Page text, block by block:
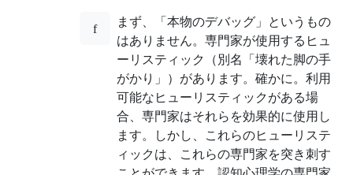
まず、「本物のデバッグ」というもの
はありません。専門家が使用するヒュ
ーリスティック（別名「壊れた脚の手
がかり」）があります。確かに。利用
可能なヒューリスティックがある場
合、専門家はそれらを効果的に使用し
ます。しかし、これらのヒューリステ
ィックは、これらの専門家を突き刺す